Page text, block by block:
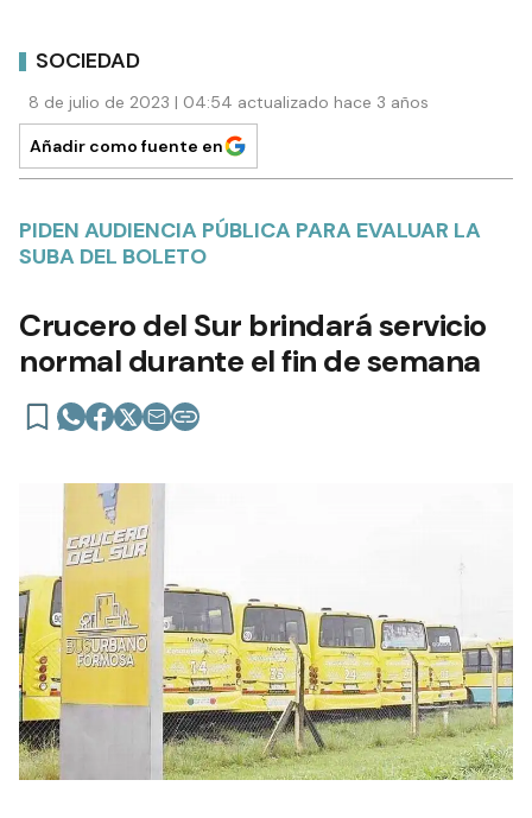
SOCIEDAD
8 de julio de 2023 | 04:54 actualizado hace 3 años
Añadir como fuente en
PIDEN AUDIENCIA PÚBLICA PARA EVALUAR LA
SUBA DEL BOLETO
Crucero del Sur brindará servicio
normal durante el fin de semana